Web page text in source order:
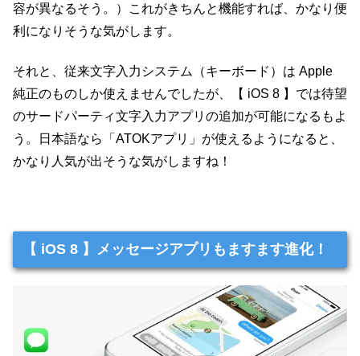
容が異なるそう。）これがきちんと機能すれば、かなり便
利になりそうな気がします。
それと、従来文字入力システム（キーボード）は Apple
純正のものしか使えませんでしたが、【 iOS 8 】では待望
のサードパーティ文字入力アプリの追加が可能になるもよ
う。日本語なら「ATOKアプリ」が使えるようになると、
かなり人気が出そうな気がしますね！
【 iOS 8 】メッセージアプリもますます進化！